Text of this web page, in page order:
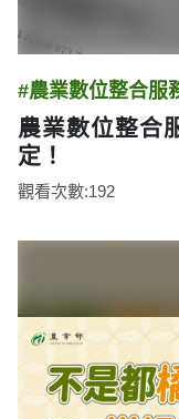
#農業數位整合服
農業數位整合
定！
觀看次數:192